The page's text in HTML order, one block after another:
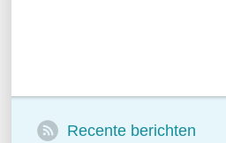
Recente berichten